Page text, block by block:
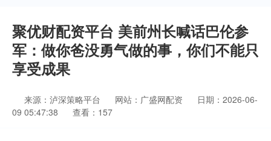
聚优财配资平台 美前州长喊话巴伦参
军：做你爸没勇气做的事，你们不能只
享受成果
来源：泸深策略平台 网站：广盛网配资
日期：2026-06-
09 05:47:38
查看：157